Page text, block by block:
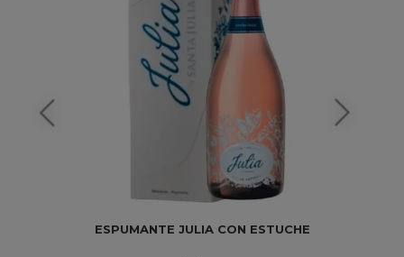
ESPUMANTE JULIA CON ESTUCHE